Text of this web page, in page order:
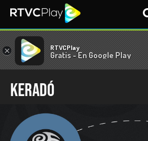
× RTVCPlay
Gratis - En Google Play
Keradó